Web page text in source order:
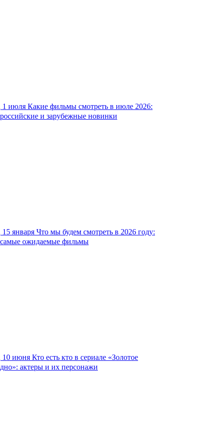
1 июля Какие фильмы смотреть в июле 2026:
российские и зарубежные новинки
15 января Что мы будем смотреть в 2026 году:
самые ожидаемые фильмы
10 июня Кто есть кто в сериале «Золотое
дно»: актеры и их персонажи